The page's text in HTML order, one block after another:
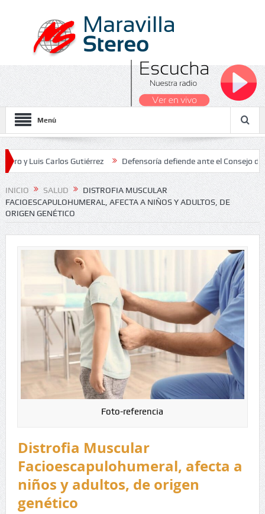
Menú
Carlos Gutiérrez Defensoría defiende ante el Consejo de Estado
2026
INICIO SALUD
DISTROFIA MUSCULAR
FACIOESCAPULOHUMERAL, AFECTA A NIÑOS Y ADULTOS, DE
ORIGEN GENÉTICO
Foto-referencia
Distrofia Muscular
Facioescapulohumeral, afecta a
niños y adultos, de origen
genético